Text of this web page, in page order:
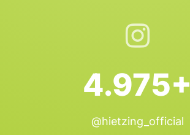
4.975+
@hietzing_official